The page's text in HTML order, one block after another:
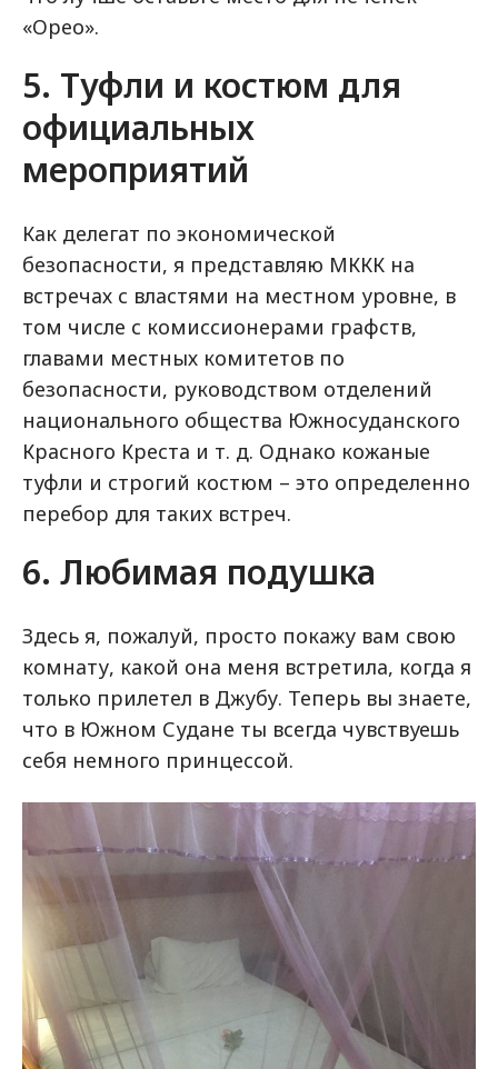
«Орео».
5. Туфли и костюм для
официальных
мероприятий
Как делегат по экономической
безопасности, я представляю МККК на
встречах с властями на местном уровне, в
том числе с комиссионерами графств,
главами местных комитетов по
безопасности, руководством отделений
национального общества Южносуданского
Красного Креста и т. д. Однако кожаные
туфли и строгий костюм – это определенно
перебор для таких встреч.
6. Любимая подушка
Здесь я, пожалуй, просто покажу вам свою
комнату, какой она меня встретила, когда я
только прилетел в Джубу. Теперь вы знаете,
что в Южном Судане ты всегда чувствуешь
себя немного принцессой.